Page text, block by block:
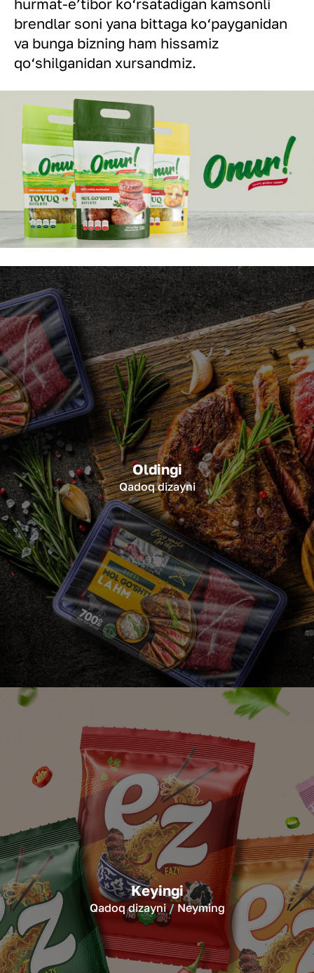
hurmat-e’tibor ko‘rsatadigan kamsonli
brendlar soni yana bittaga ko‘payganidan
va bunga bizning ham hissamiz
qo‘shilganidan xursandmiz.
Oldingi
Qadoq dizayni
Keyingi
Qadoq dizayni Neyming